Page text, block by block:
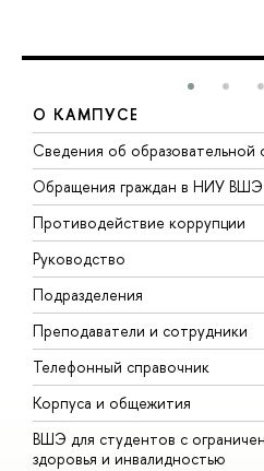
О КАМПУСЕ
Сведения об образовательной
Обращения граждан в НИУ
Противодействие коррупции
Руководство
Подразделения
Преподаватели и сотрудники
Телефонный справочник
Корпуса и общежития
ВШЭ для студентов с
здоровья и инвалидностью